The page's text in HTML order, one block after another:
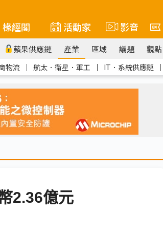
椽經閣 活動家 影音
蘋果供應鏈 產業 區域 議題 觀點
物流 ｜ 航太．衛星．軍工 ｜ IT．系統供應鏈 ｜
2.36億元